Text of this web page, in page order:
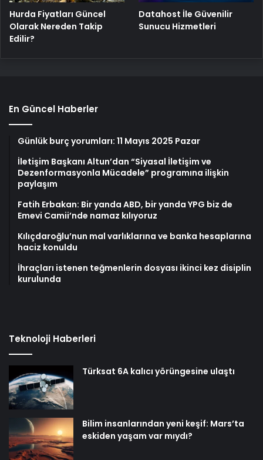
Hurda Fiyatları Güncel
Olarak Nereden Takip
Edilir?
Datahost İle Güvenilir
Sunucu Hizmetleri
En Güncel Haberler
Günlük burç yorumları: 11 Mayıs 2025 Pazar
İletişim Başkanı Altun’dan “Siyasal İletişim ve
Dezenformasyonla Mücadele” programına ilişkin
paylaşım
Fatih Erbakan: Bir yanda ABD, bir yanda YPG biz de
Emevi Camii’nde namaz kılıyoruz
Kılıçdaroğlu’nun mal varlıklarına ve banka hesaplarına
haciz konuldu
İhraçları istenen teğmenlerin dosyası ikinci kez disiplin
kurulunda
Teknoloji Haberleri
Türksat 6A kalıcı yörüngesine ulaştı
Bilim insanlarından yeni keşif: Mars’ta
eskiden yaşam var mıydı?